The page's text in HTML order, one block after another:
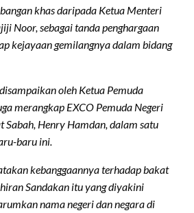
khas daripada Ketua Menteri
Noor, sebagai tanda penghargaan
kejayaan gemilangnya dalam bidang
oleh Ketua Pemuda
merangkap EXCO Pemuda Negeri
Sabah, Henry Hamdan, dalam satu
baru ini.
kebanggaannya terhadap bakat
Sandakan itu yang diyakini
nama negeri dan negara di